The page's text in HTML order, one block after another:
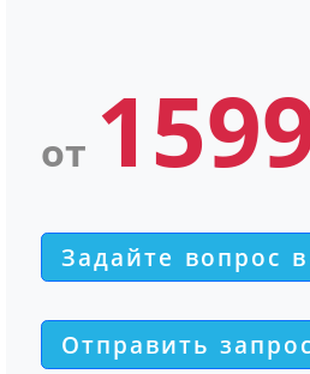
от
Задайте вопрос
Отправить